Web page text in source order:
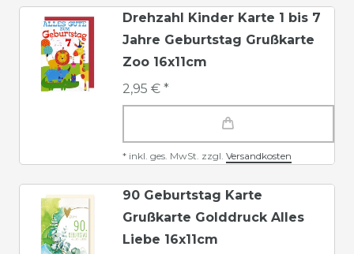
Drehzahl Kinder Karte 1 bis 7
Jahre Geburtstag Grußkarte
Zoo 16x11cm
2,95 € *
* inkl. ges. MwSt. zzgl. Versandkosten
90 Geburtstag Karte
Grußkarte Golddruck Alles
Liebe 16x11cm